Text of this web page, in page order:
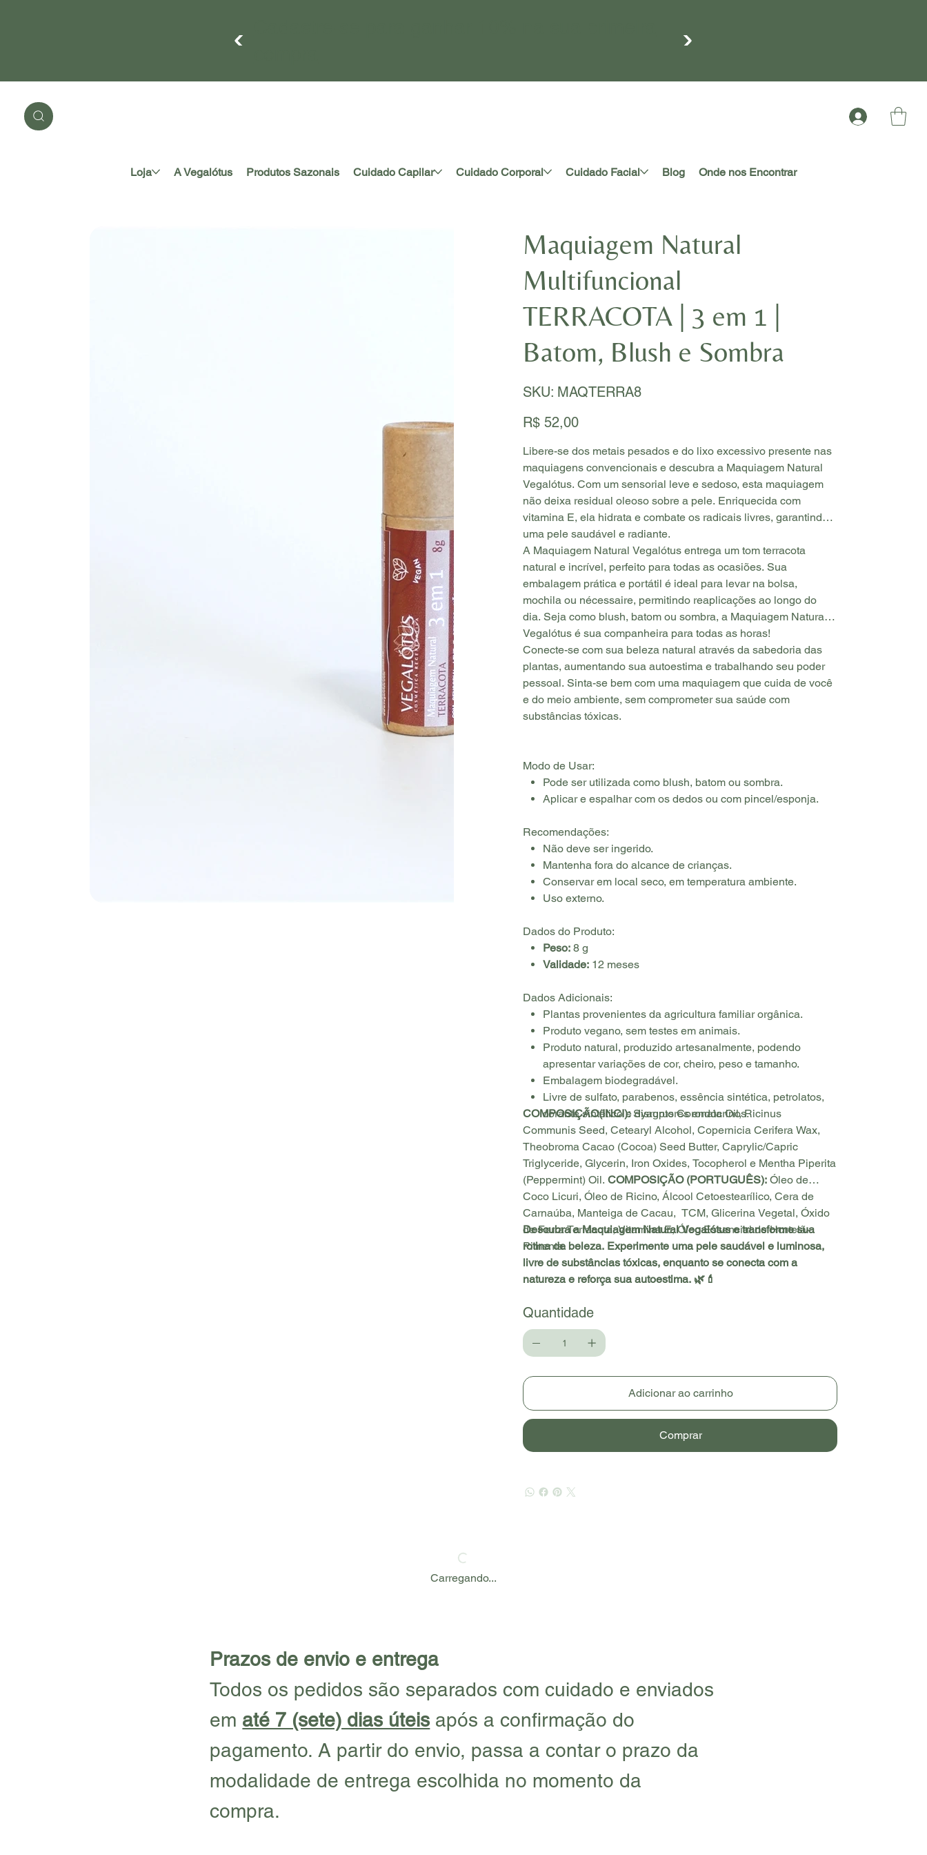
Loja A Vegalótus Produtos Sazonais Cuidado Capilar Cuidado Corporal Cuidado Facial Blog Onde nos Encontrar
Maquiagem Natural
Multifuncional
TERRACOTA | 3 em 1 |
Batom, Blush e Sombra
SKU:
SKU
MAQTERRA8
MAQTERRA8
R$ 52,00
Libere-se dos metais pesados e do lixo excessivo presente nas
maquiagens convencionais e descubra a Maquiagem Natural
Vegalótus. Com um sensorial leve e sedoso, esta maquiagem
não deixa residual oleoso sobre a pele. Enriquecida com
vitamina E, ela hidrata e combate os radicais livres, garantindo
uma pele saudável e radiante.
A Maquiagem Natural Vegalótus entrega um tom terracota
natural e incrível, perfeito para todas as ocasiões. Sua
embalagem prática e portátil é ideal para levar na bolsa,
mochila ou nécessaire, permitindo reaplicações ao longo do
dia. Seja como blush, batom ou sombra, a Maquiagem Natural
Vegalótus é sua companheira para todas as horas!
Conecte-se com sua beleza natural através da sabedoria das
plantas, aumentando sua autoestima e trabalhando seu poder
pessoal. Sinta-se bem com uma maquiagem que cuida de você
e do meio ambiente, sem comprometer sua saúde com
substâncias tóxicas.
Modo de Usar:
Pode ser utilizada como blush, batom ou sombra.
Aplicar e espalhar com os dedos ou com pincel/esponja.
Recomendações:
Não deve ser ingerido.
Mantenha fora do alcance de crianças.
Conservar em local seco, em temperatura ambiente.
Uso externo.
Dados do Produto:
Peso: 8 g
Validade: 12 meses
Dados Adicionais:
Plantas provenientes da agricultura familiar orgânica.
Produto vegano, sem testes em animais.
Produto natural, produzido artesanalmente, podendo
apresentar variações de cor, cheiro, peso e tamanho.
Embalagem biodegradável.
Livre de sulfato, parabenos, essência sintética, petrolatos,
corante sintético e disruptores endócrinos.
COMPOSIÇÃO(INCI):Syagrus Coronata Oil, Ricinus
Communis Seed, Cetearyl Alcohol, Copernicia Cerifera Wax,
Theobroma Cacao (Cocoa) Seed Butter, Caprylic/Capric
Triglyceride, Glycerin, Iron Oxides, Tocopherol e Mentha Piperita
(Peppermint) Oil.COMPOSIÇÃO (PORTUGUÊS):Óleo de
Coco Licuri, Óleo de Ricino, Álcool Cetoestearílico, Cera de
Carnaúba, Manteiga de Cacau, TCM, Glicerina Vegetal, Óxido
de Ferra Terracota, Vitamina E, Óleo Essencial de Hortelã-
Pimenta.
Descubra a Maquiagem Natural Vegalótus e transforme sua
rotina de beleza. Experimente uma pele saudável e luminosa,
livre de substâncias tóxicas, enquanto se conecta com a
natureza e reforça sua autoestima. 🌿💄
Quantidade
Adicionar ao carrinho
Comprar
Carregando...
Prazos de envio e entrega
Todos os pedidos são separados com cuidado e enviados
em até 7 (sete) dias úteis após a confirmação do
pagamento. A partir do envio, passa a contar o prazo da
modalidade de entrega escolhida no momento da
compra.